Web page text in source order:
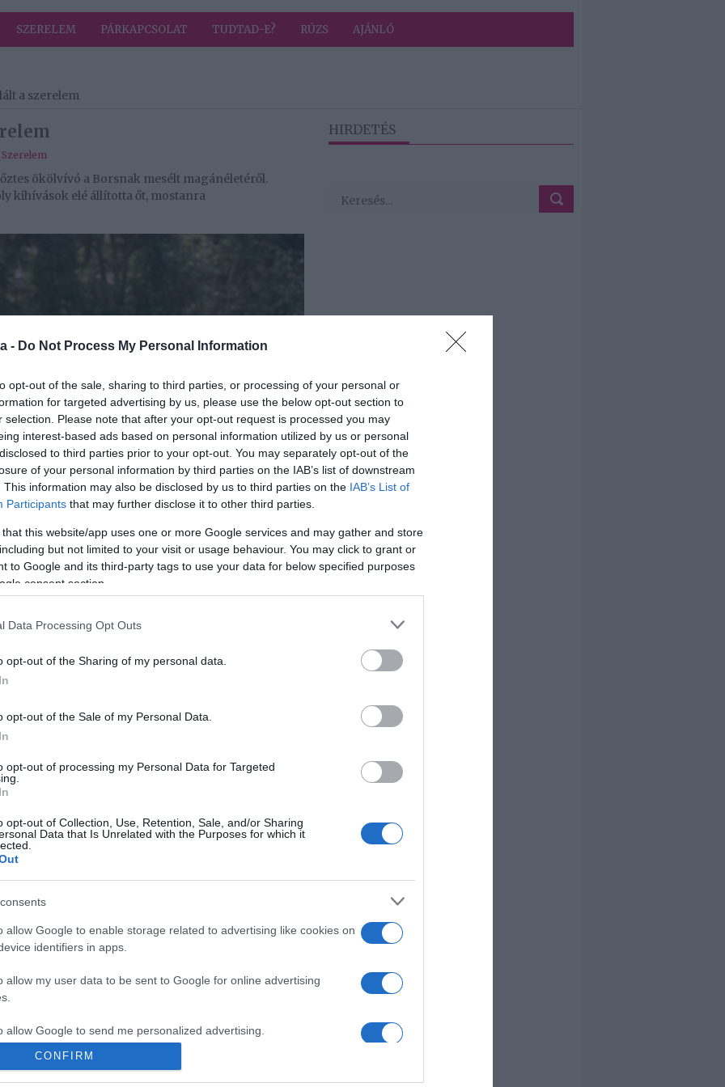
- Do Not Process My Personal Information
opt-out of the sale, sharing to third parties, or processing of your personal or
for targeted advertising by us, please use the below opt-out section to
selection. Please note that after your opt-out request is processed you may
interest-based ads based on personal information utilized by us or personal
to third parties prior to your opt-out. You may separately opt-out of the
of your personal information by third parties on the IAB’s list of downstream
This information may also be disclosed by us to third parties on the IAB’s List of
Participants that may further disclose it to other third parties.
that this website/app uses one or more Google services and may gather and store
but not limited to your visit or usage behaviour. You may click to grant or
to Google and its third-party tags to use your data for below specified purposes
consent section.
Data Processing Opt Outs
opt-out of the Sharing of my personal data.
opt-out of the Sale of my Personal Data.
opt-out of processing my Personal Data for Targeted
opt-out of Collection, Use, Retention, Sale, and/or Sharing
Data that Is Unrelated with the Purposes for which it
allow Google to enable storage related to advertising like cookies on
identifiers in apps.
allow my user data to be sent to Google for online advertising
allow Google to send me personalized advertising.
allow Google to enable storage related to analytics like cookies on
CONFIRM
SZERELEM PÁRKAPCSOLAT TUDTAD-E? RÚZS AJÁNLÓ
a szerelem
Szerelem
ökölvívó a Borsnak mesélt magánéletéről.
kihívások elé állította őt, mostanra
meg a páromat, csak volt egy-egy kisebb
két év alatt talán öt alkalommal volt példa
- mesélte a lapnak.
mindig apróságok váltották ki, de aztán párjával
élni.
köztük, de Viki egyelőre nem is szeretne fejest
kérne. Ennek két oka van: az egyik, hogy jelenleg
hiszen nem csak tenyésztő vagyok, hanem
ok, hogy én mindig is egyedül éltem. Nem
hiszen a kutyákkal való foglalkozás is sok
a magam ura voltam" - fejtette ki.
Pinterest
,Miló Viki
Következő bejegyzés
HIRDETÉS